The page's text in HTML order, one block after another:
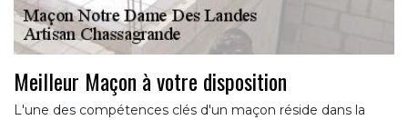
Meilleur Maçon à votre disposition
L'une des compétences clés d'un maçon réside dans la